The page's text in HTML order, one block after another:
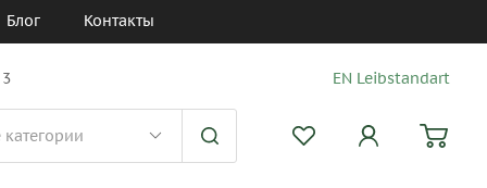
Блог Контакты
EN Leibstandart